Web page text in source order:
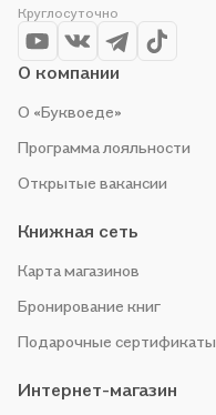
Круглосуточно
О компании
О «Буквоеде»
Программа лояльности
Открытые вакансии
Книжная сеть
Карта магазинов
Бронирование книг
Подарочные сертификаты
Интернет-магазин